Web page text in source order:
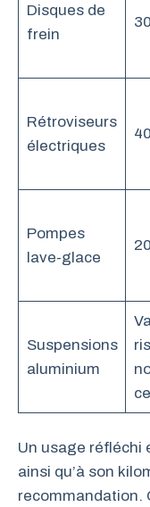
Disques de
frein
Rétroviseurs
électriques
Pompes
lave-glace
Suspensions
aluminium
Un usage réfléchi
ainsi qu’à son
recommandation.